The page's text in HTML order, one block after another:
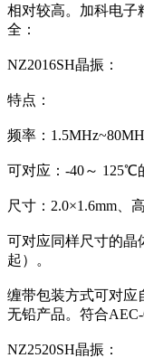
相对较高。加科电子
全：
NZ2016SH晶振：
特点：
频率：
可对应：-40～ 125℃
尺寸：2.0×1.6mm、
可对应同样尺寸的晶
起）。
缠带包装方式可对应
无铅产品。符合AEC-
NZ2520SH晶振：